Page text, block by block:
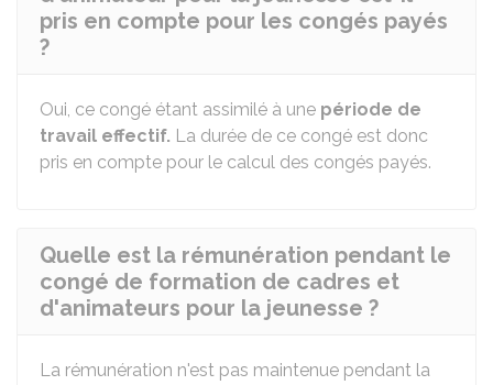
pris en compte pour les congés payés
?
Oui, ce congé étant assimilé à une période de
travail effectif. La durée de ce congé est donc
pris en compte pour le calcul des congés payés.
Quelle est la rémunération pendant le
congé de formation de cadres et
d'animateurs pour la jeunesse ?
La rémunération n'est pas maintenue pendant la